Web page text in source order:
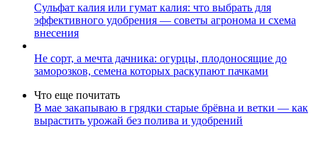
Сульфат калия или гумат калия: что выбрать для
эффективного удобрения — советы агронома и схема
внесения
Не сорт, а мечта дачника: огурцы, плодоносящие до
заморозков, семена которых раскупают пачками
Что еще почитать
В мае закапываю в грядки старые брёвна и ветки — как
вырастить урожай без полива и удобрений